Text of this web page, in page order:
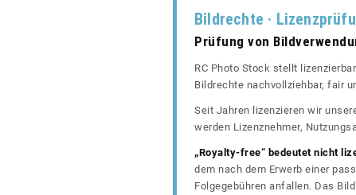
Bildrechte ·
Prüfung von
RC Photo Stock stellt
Bildrechte nachvollziehbar, fair
Seit Jahren lizenzieren wir
werden Lizenznehmer,
„Royalty-free“ bedeutet nicht
dem nach dem Erwerb einer
Folgegebühren anfallen. Das